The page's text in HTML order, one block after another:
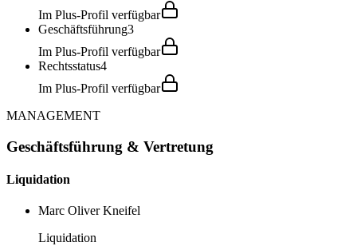
Im Plus-Profil verfügbar
Geschäftsführung3
Im Plus-Profil verfügbar
Rechtsstatus4
Im Plus-Profil verfügbar
MANAGEMENT
Geschäftsführung & Vertretung
Liquidation
Marc Oliver Kneifel
Liquidation